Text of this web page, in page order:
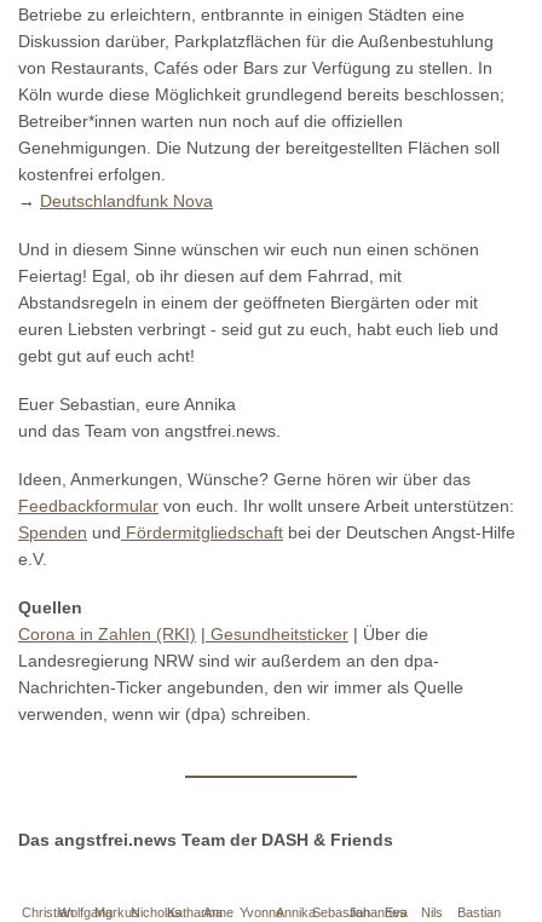
Betriebe zu erleichtern, entbrannte in einigen Städten eine
Diskussion darüber, Parkplatzflächen für die Außenbestuhlung
von Restaurants, Cafés oder Bars zur Verfügung zu stellen. In
Köln wurde diese Möglichkeit grundlegend bereits beschlossen;
Betreiber*innen warten nun noch auf die offiziellen
Genehmigungen. Die Nutzung der bereitgestellten Flächen soll
kostenfrei erfolgen.
→ Deutschlandfunk Nova
Und in diesem Sinne wünschen wir euch nun einen schönen
Feiertag! Egal, ob ihr diesen auf dem Fahrrad, mit
Abstandsregeln in einem der geöffneten Biergärten oder mit
euren Liebsten verbringt - seid gut zu euch, habt euch lieb und
gebt gut auf euch acht!
Euer Sebastian, eure Annika
und das Team von angstfrei.news.
Ideen, Anmerkungen, Wünsche? Gerne hören wir über das
Feedbackformular von euch. Ihr wollt unsere Arbeit unterstützen:
Spenden und Fördermitgliedschaft bei der Deutschen Angst-Hilfe
e.V.
Quellen
Corona in Zahlen (RKI) | Gesundheitsticker | Über die
Landesregierung NRW sind wir außerdem an den dpa-
Nachrichten-Ticker angebunden, den wir immer als Quelle
verwenden, wenn wir (dpa) schreiben.
Das angstfrei.news Team der DASH & Friends
ChristianWolfgangMarkusNicholasKatharina
Anne YvonneAnnikaSebastianJohannes
Eva Nils Bastian